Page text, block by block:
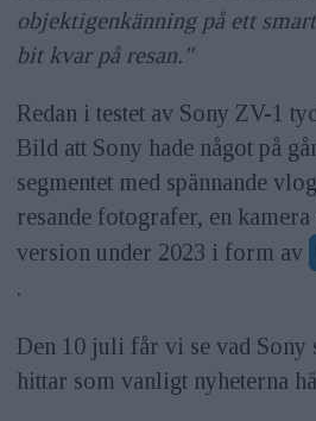
objektigenkänning på ett
bit kvar på resan."
Redan i testet av Sony ZV-1
Bild att Sony hade något på
segmentet med spännande
resande fotografer, en
version under 2023 i form av
.
Den 10 juli får vi se vad Sony
hittar som vanligt nyheterna